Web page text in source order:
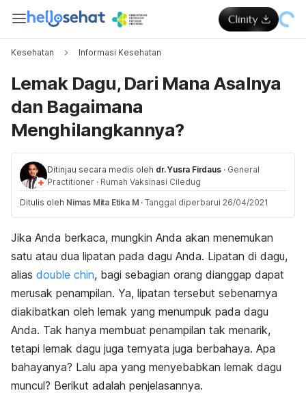
Kesehatan Informasi Kesehatan
Lemak Dagu, Dari Mana Asalnya
dan Bagaimana
Menghilangkannya?
Ditinjau secara medis oleh dr. Yusra Firdaus · General
Practitioner · Rumah Vaksinasi Ciledug
Ditulis oleh Nimas Mita Etika M · Tanggal diperbarui 26/04/2021
Jika Anda berkaca, mungkin Anda akan menemukan
satu atau dua lipatan pada dagu Anda. Lipatan di dagu,
alias double chin, bagi sebagian orang dianggap dapat
merusak penampilan. Ya, lipatan tersebut sebenarnya
diakibatkan oleh lemak yang menumpuk pada dagu
Anda. Tak hanya membuat penampilan tak menarik,
tetapi lemak dagu juga ternyata juga berbahaya. Apa
bahayanya? Lalu apa yang menyebabkan lemak dagu
muncul? Berikut adalah penjelasannya.